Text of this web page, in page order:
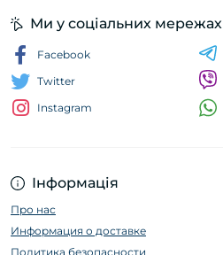
Інформація
Про нас
Информация о доставке
Политика безопасности
Ми у соціальних мережах
Facebook
Twitter
Instagram